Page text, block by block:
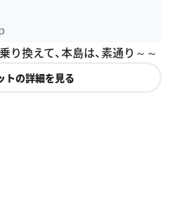
り換えて、本島は、素通り～～
トの詳細を見る